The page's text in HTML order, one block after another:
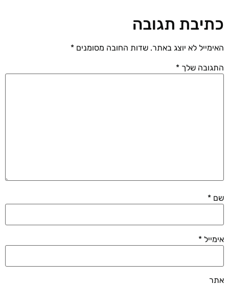
כתיבת תגובה
האימייל לא יוצג באתר. שדות החובה מסומנים *
התגובה שלך *
שם *
אימייל *
אתר